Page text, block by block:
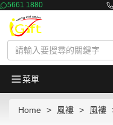
5661 1880
菜單
Home 風褸 風褸